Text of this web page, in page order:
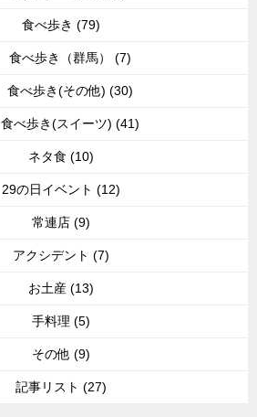
食べ歩き (79)
食べ歩き（群馬） (7)
食べ歩き(その他) (30)
食べ歩き(スイーツ) (41)
ネタ食 (10)
29の日イベント (12)
常連店 (9)
アクシデント (7)
お土産 (13)
手料理 (5)
その他 (9)
記事リスト (27)